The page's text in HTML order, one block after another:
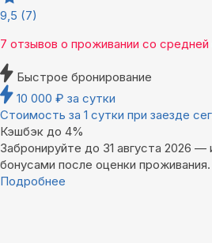
9,5 (7)
7 отзывов о проживании со средней
Быстрое бронирование
10 000 ₽ за сутки
Стоимость за 1 сутки при заезде
Кэшбэк до 4%
Забронируйте до 31 августа 2026 —
бонусами после оценки проживания.
Подробнее